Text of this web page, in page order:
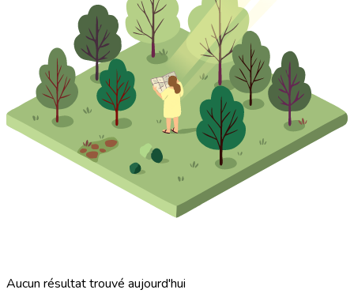
Aucun résultat trouvé aujourd'hui